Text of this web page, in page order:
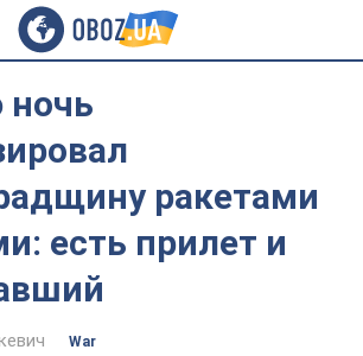
ночь
ракетами
есть прилет и
War